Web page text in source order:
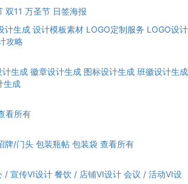
双11 万圣节 日签海报
计生成 设计模板素材 LOGO定制服务 LOGO设计
攻略
计生成 徽章设计生成 图标设计生成 班徽设计生成
生成
看所有
牌/门头 包装瓶帖 包装袋 查看所有
/ 宣传VI设计 餐饮 / 店铺VI设计 会议 / 活动VI设